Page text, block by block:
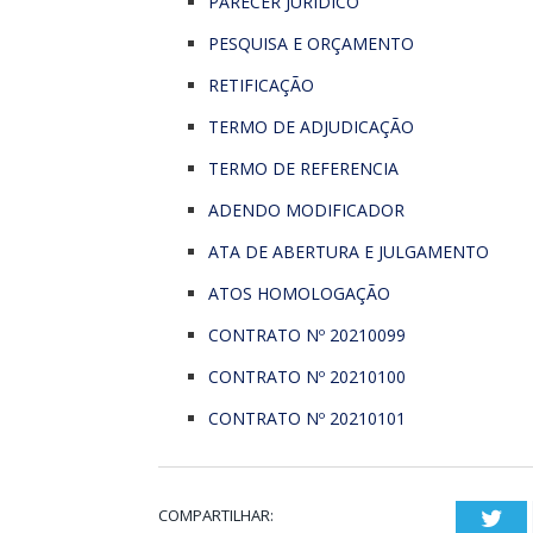
PESQUISA E ORÇAMENTO
RETIFICAÇÃO
TERMO DE ADJUDICAÇÃO
TERMO DE REFERENCIA
ADENDO MODIFICADOR
ATA DE ABERTURA E JULGAMENTO
ATOS HOMOLOGAÇÃO
CONTRATO Nº 20210099
CONTRATO Nº 20210100
CONTRATO Nº 20210101
COMPARTILHAR: